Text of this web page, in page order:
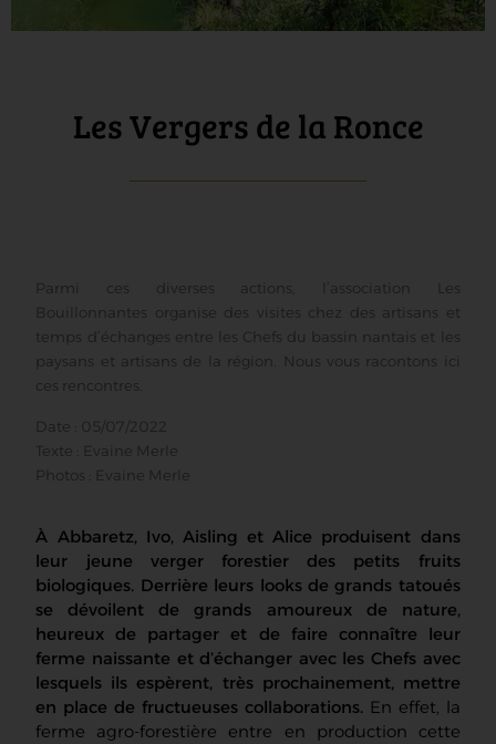
Les Vergers de la Ronce
Parmi ces diverses actions, l’association Les
Bouillonnantes organise des visites chez des artisans et
temps d’échanges entre les Chefs du bassin nantais et les
paysans et artisans de la région. Nous vous racontons ici
ces rencontres.
Date : 05/07/2022
Texte : Evaine Merle
Photos : Evaine Merle
À Abbaretz, Ivo, Aisling et Alice produisent dans
leur jeune verger forestier des petits fruits
biologiques. Derrière leurs looksde grands tatoués
se dévoilent de grands amoureux de nature,
heureux de partager et de faire connaître leur
ferme naissante et d’échanger avec les Chefs avec
lesquels ils espèrent, très prochainement, mettre
en place de fructueuses collaborations. En effet, la
ferme agro-forestière entre en production cette